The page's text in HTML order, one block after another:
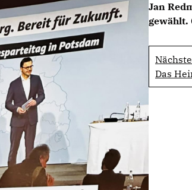
Jan
gewählt.
Das